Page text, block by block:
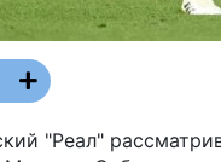
"Реал"